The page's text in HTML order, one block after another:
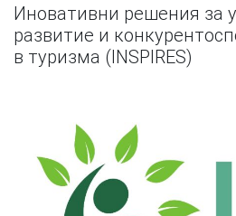
Иновативни решения за
развитие и
в туризма (INSPIRES)